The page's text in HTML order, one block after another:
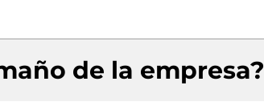
de la empresa?